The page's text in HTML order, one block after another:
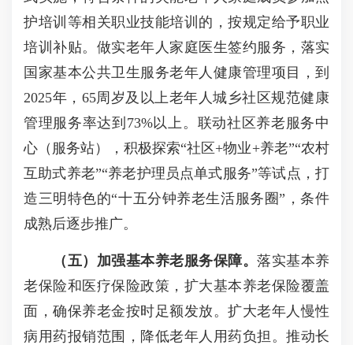
护培训等相关职业技能培训的，按规定给予职业
培训补贴。做实老年人家庭医生签约服务，落实
国家基本公共卫生服务老年人健康管理项目，到
2025年，65周岁及以上老年人城乡社区规范健康
管理服务率达到73%以上。联动社区养老服务中
心（服务站），积极探索“社区+物业+养老”“农村
互助式养老”“养老护理员点单式服务”等试点，打
造三明特色的“十五分钟养老生活服务圈”，条件
成熟后逐步推广。
（五）加强基本养老服务保障。 落实基本养
老保险和医疗保险政策，扩大基本养老保险覆盖
面，确保养老金按时足额发放。扩大老年人慢性
病用药报销范围，降低老年人用药负担。推动长